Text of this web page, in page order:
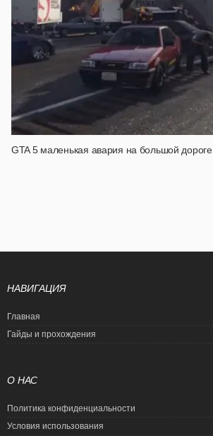
GTA 5 маленькая авария на большой дороге
НАВИГАЦИЯ
Главная
Гайды и прохождения
О НАС
Политика конфиденциальности
Условия использования